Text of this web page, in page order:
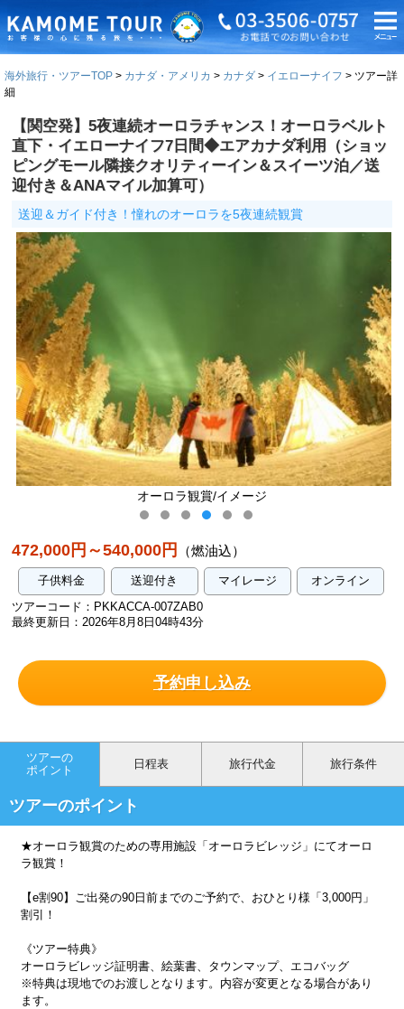
海外旅行・ツアーTOP カナダ・アメリカ カナダ イエローナイフ
ツアー詳
細
【関空発】5夜連続オーロラチャンス！オーロラベルト
直下・イエローナイフ7日間◆エアカナダ利用（ショッ
ピングモール隣接クオリティーイン＆スイーツ泊／送
迎付き＆ANAマイル加算可）
送迎＆ガイド付き！憧れのオーロラを5夜連続観賞
オーロラ観賞/イメージ
472,000円～540,000円 （燃油込）
子供料金 送迎付き マイレージ
オンライン
ツアーコード：PKKACCA-007ZAB0
最終更新日：2026年8月8日04時43分
予約申し込み
ツアーの
ポイント
日程表 旅行代金 旅行条件
ツアーのポイント
★オーロラ観賞のための専用施設「オーロラビレッジ」にてオーロ
ラ観賞！
【e割90】ご出発の90日前までのご予約で、おひとり様「3,000円」
割引！
《ツアー特典》
オーロラビレッジ証明書、絵葉書、タウンマップ、エコバッグ
※特典は現地でのお渡しとなります。内容が変更となる場合があり
ます。